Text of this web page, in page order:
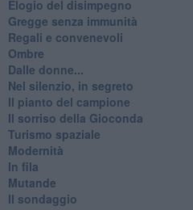
Elogio del disimpegno
Gregge senza immunità
Regali e convenevoli
Ombre
Dalle donne...
Nel silenzio, in segreto
Il pianto del campione
Il sorriso della Gioconda
Turismo spaziale
Modernità
In fila
Mutande
Il sondaggio